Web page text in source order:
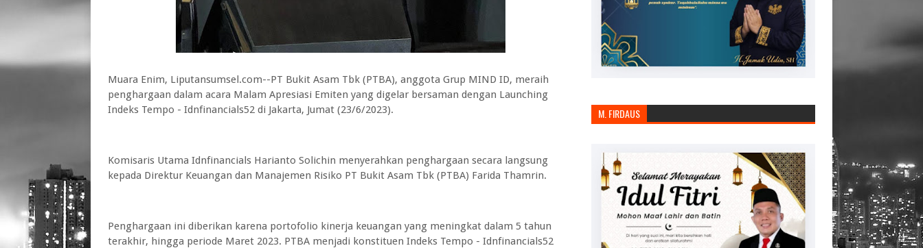
Muara Enim, Liputansumsel.com--PT Bukit Asam Tbk (PTBA), anggota Grup MIND ID, meraih
penghargaan dalam acara Malam Apresiasi Emiten yang digelar bersaman dengan Launching
Indeks Tempo - Idnfinancials52 di Jakarta, Jumat (23/6/2023).
Komisaris Utama Idnfinancials Harianto Solichin menyerahkan penghargaan secara langsung
kepada Direktur Keuangan dan Manajemen Risiko PT Bukit Asam Tbk (PTBA) Farida Thamrin.
Penghargaan ini diberikan karena portofolio kinerja keuangan yang meningkat dalam 5 tahun
terakhir, hingga periode Maret 2023. PTBA menjadi konstituen Indeks Tempo - Idnfinancials52
M. FIRDAUS